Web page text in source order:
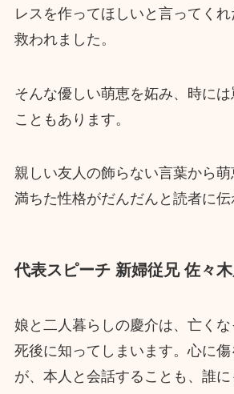
レスを作ってほしいと言ってく
救われました。
そんな優しい萌恵を妬み、時に
こともあります。
親しい友人の飾らない言葉から
満ちた性格がだんだんと読者に伝
代表スピーチ 新婦従兄 佐々
娘と二人暮らしの慶介は、亡く
死後に知ってしまいます。心に
が、本人と会話することも、誰に